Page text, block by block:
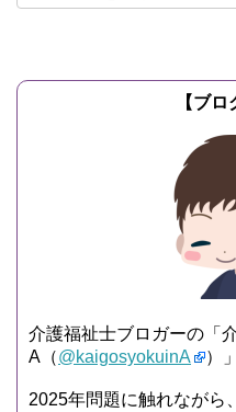
【ブロ
介護福祉士ブロガーの「
A（@kaigosyokuinA ）
2025年問題に触れながら